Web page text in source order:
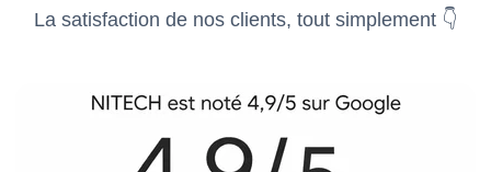
La satisfaction de nos clients, tout simplement 👇